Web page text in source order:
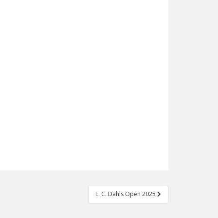
E. C. Dahls Open 2025